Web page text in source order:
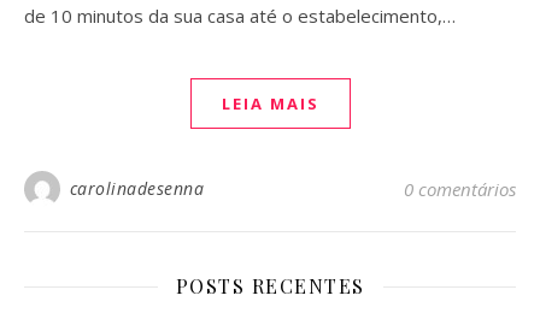
de 10 minutos da sua casa até o estabelecimento,…
LEIA MAIS
carolinadesenna 0 comentários
POSTS RECENTES